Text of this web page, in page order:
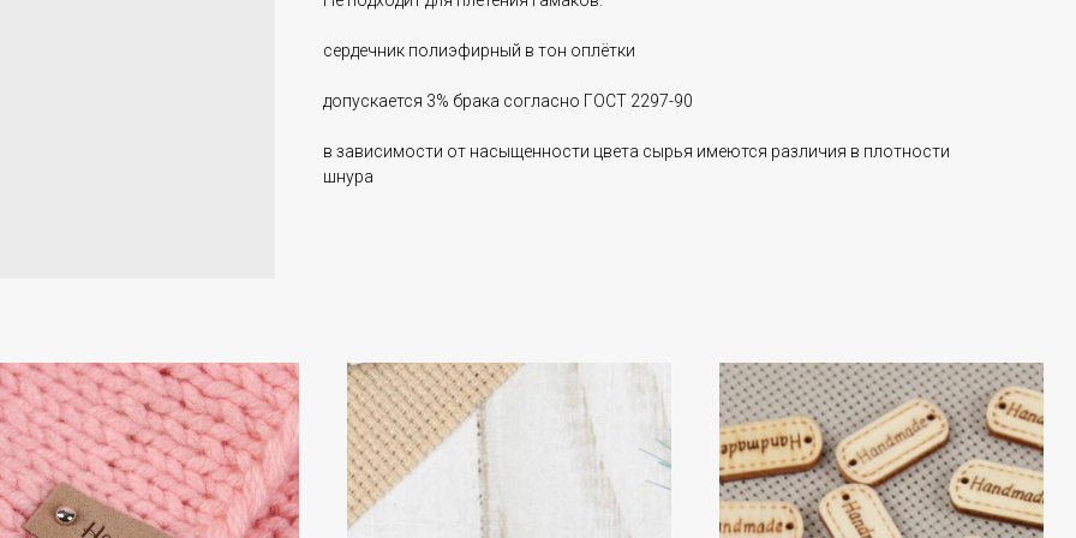
сердечник полиэфирный в тон оплётки
допускается 3% брака согласно ГОСТ 2297-90
в зависимости от насыщенности цвета сырья имеются различия в плотности
шнура